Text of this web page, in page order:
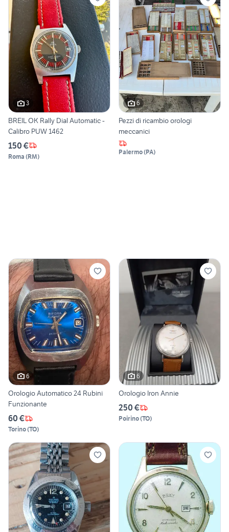
3
BREIL OK Rally Dial Automatic -
Calibro PUW 1462
150 €
Roma (RM)
6
Pezzi di ricambio orologi
meccanici
Palermo(PA)
6
Orologio Automatico 24 Rubini
Funzionante
60 €
Torino(TO)
6
Orologio Iron Annie
250 €
Poirino(TO)